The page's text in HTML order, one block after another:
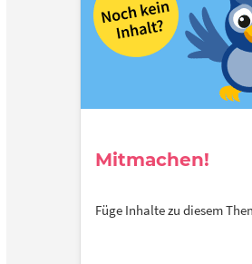
Mitmachen!
Füge Inhalte zu diesem